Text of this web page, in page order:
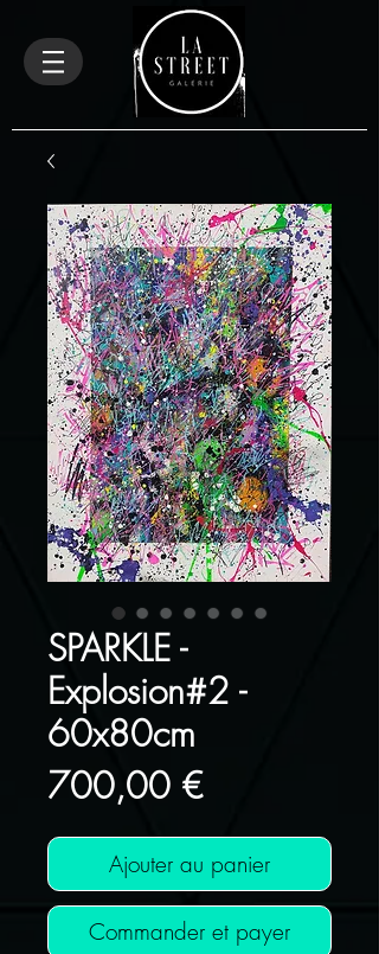
SPARKLE -
Explosion#2 -
60x80cm
700,00 €Prix
Ajouter au panier
Commander et payer